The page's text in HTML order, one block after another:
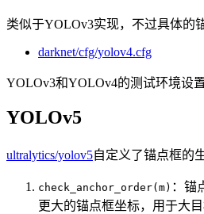
类似于YOLOv3实现，不过具体的
darknet/cfg/yolov4.cfg
YOLOv3和YOLOv4的测试环境设
YOLOv5
ultralytics/yolov5自定义了锚点框的
check_anchor_order(m) ：锚
更大的锚点框坐标，用于大目